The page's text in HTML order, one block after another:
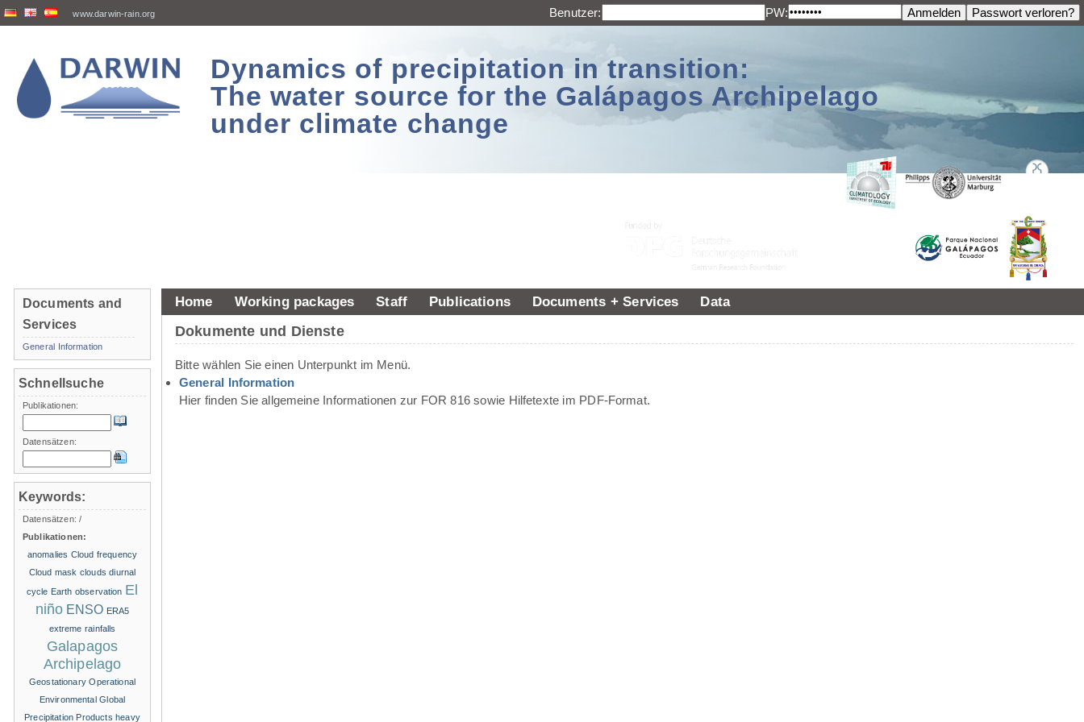
www.darwin-rain.org Benutzer: PW:
Dynamics of precipitation in transition:
The water source for the Galápagos Archipelago
under climate change
Home Working packages Staff Publications Documents + Services Data
Dokumente und Dienste
Bitte wählen Sie einen Unterpunkt im Menü.
General Information
Hier finden Sie allgemeine Informationen zur FOR 816 sowie Hilfetexte im PDF-Format.
Documents and
Services
General Information
Schnellsuche
Publikationen:
Datensätzen:
Keywords:
Datensätzen:/
Publikationen:
anomalies Cloud frequency
Cloud mask clouds diurnal
cycle Earth observation El
niño ENSO ERA5
extreme rainfalls
Galapagos
Archipelago
Geostationary Operational
Environmental Global
Precipitation Products heavy